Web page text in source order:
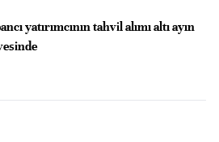
yatırımcının tahvil alımı altı ayın